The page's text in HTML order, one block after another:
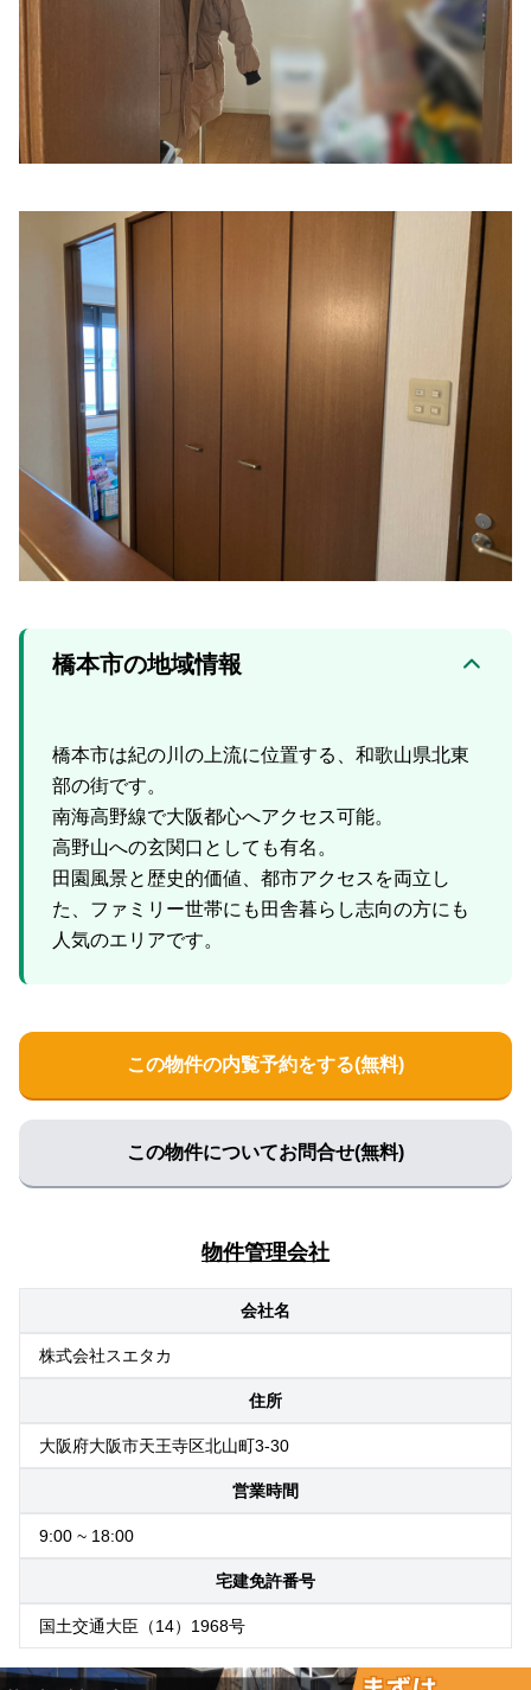
橋本市の地域情報
橋本市は紀の川の上流に位置する、和歌山県北東
部の街です。
南海高野線で大阪都心へアクセス可能。
高野山への玄関口としても有名。
田園風景と歴史的価値、都市アクセスを両立し
た、ファミリー世帯にも田舎暮らし志向の方にも
この物件の内覧予約をする(無料)
この物件についてお問合せ(無料)
物件管理会社
会社名
株式会社スエタカ
住所
大阪府大阪市天王寺区北山町3-30
営業時間
9:00 ~ 18:00
宅建免許番号
国土交通大臣（14）1968号